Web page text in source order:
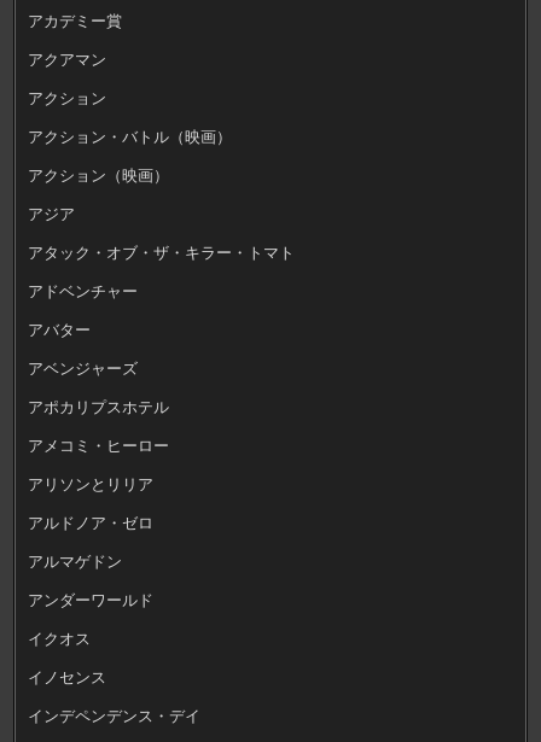
アカデミー賞
アクアマン
アクション
アクション・バトル（映画）
アクション（映画）
アジア
アタック・オブ・ザ・キラー・トマト
アドベンチャー
アバター
アベンジャーズ
アポカリプスホテル
アメコミ・ヒーロー
アリソンとリリア
アルドノア・ゼロ
アルマゲドン
アンダーワールド
イクオス
イノセンス
インデペンデンス・デイ